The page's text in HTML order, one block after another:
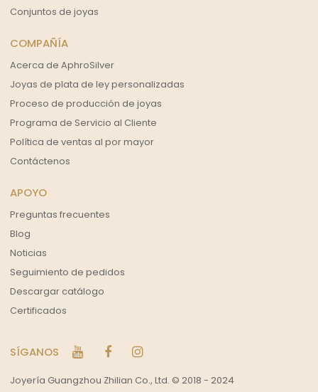
Conjuntos de joyas
COMPAÑÍA
Acerca de AphroSilver
Joyas de plata de ley personalizadas
Proceso de producción de joyas
Programa de Servicio al Cliente
Política de ventas al por mayor
Contáctenos
APOYO
Preguntas frecuentes
Blog
Noticias
Seguimiento de pedidos
Descargar catálogo
Certificados
SÍGANOS
Joyería Guangzhou Zhilian Co., Ltd. © 2018 - 2024